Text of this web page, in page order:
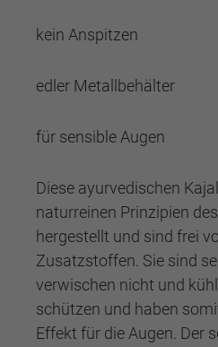
kein Anspitzen
edler Metallbehälter
für sensible Augen
Diese ayurvedischen
naturreinen Prinzipien
hergestellt und sind frei
Zusatzstoffen. Sie sind
verwischen nicht und
schützen und haben
Effekt für die Augen. Der